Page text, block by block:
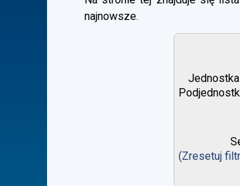
najnowsze.
(Zresetuj